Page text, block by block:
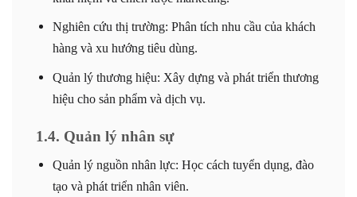
Nghiên cứu thị trường: Phân tích nhu cầu của khách
hàng và xu hướng tiêu dùng.
Quản lý thương hiệu: Xây dựng và phát triển thương
hiệu cho sản phẩm và dịch vụ.
1.4. Quản lý nhân sự
Quản lý nguồn nhân lực: Học cách tuyển dụng, đào
tạo và phát triển nhân viên.